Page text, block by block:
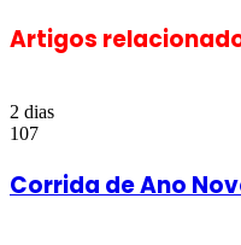
Artigos
2 dias
107
Corrida de Ano